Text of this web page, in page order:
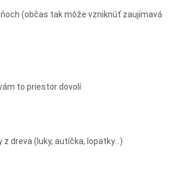
(občas tak môže vzniknúť zaujímavá
to priestor dovolí
dreva (luky, autíčka, lopatky…)